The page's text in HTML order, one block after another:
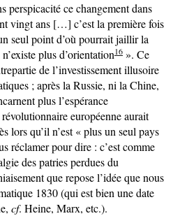
perspicacité ce changement dans
vingt ans […] c’est la première fois
seul point d’où pourrait jaillir la
plus d’orientation16 ». Ce
de l’investissement illusoire
; après la Russie, ni la Chine,
plus l’espérance
européenne aurait
lors qu’il n’est « plus un seul pays
réclamer pour dire : c’est comme
des patries perdues du
que repose l’idée que nous
1830 (qui est bien une date
cf. Heine, Marx, etc.).